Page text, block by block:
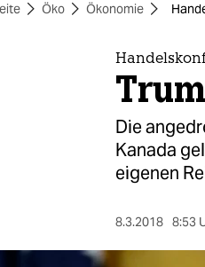
Öko Ökonomie
Die
Kanada
eigenen
8.3.2018 8:53